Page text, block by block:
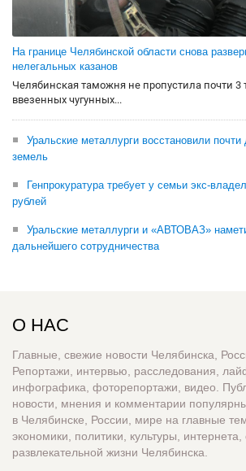
На границе Челябинской области снова
нелегальных казанов
Челябинская таможня не пропустила почти 3
ввезенных чугунных...
Уральские металлурги восстановили почти
земель
Генпрокуратура требует у семьи экс-
рублей
Уральские металлурги и «АВТОВАЗ»
дальнейшего сотрудничества
О НАС
Главные, свежие новости Челябинска,
Репортажи, интервью, расследования,
инфографика, фоторепортажи, видео.
новости, мнения и комментарии
в Челябинске, России, мире на главные
экономики, политики, культуры, интернета,
развлекательной жизни Челябинска.